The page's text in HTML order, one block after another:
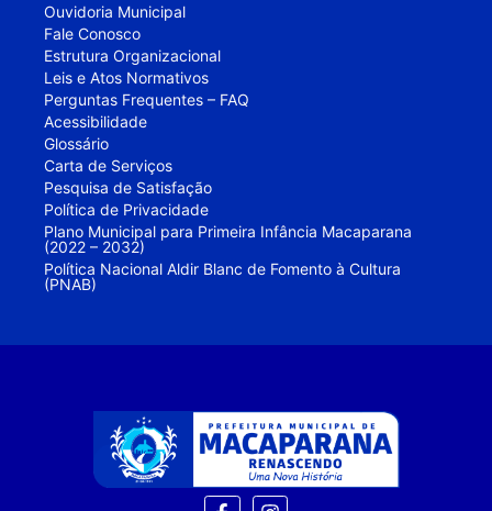
Ouvidoria Municipal
Fale Conosco
Estrutura Organizacional
Leis e Atos Normativos
Perguntas Frequentes – FAQ
Acessibilidade
Glossário
Carta de Serviços
Pesquisa de Satisfação
Política de Privacidade
Plano Municipal para Primeira Infância Macaparana
(2022 – 2032)
Política Nacional Aldir Blanc de Fomento à Cultura
(PNAB)